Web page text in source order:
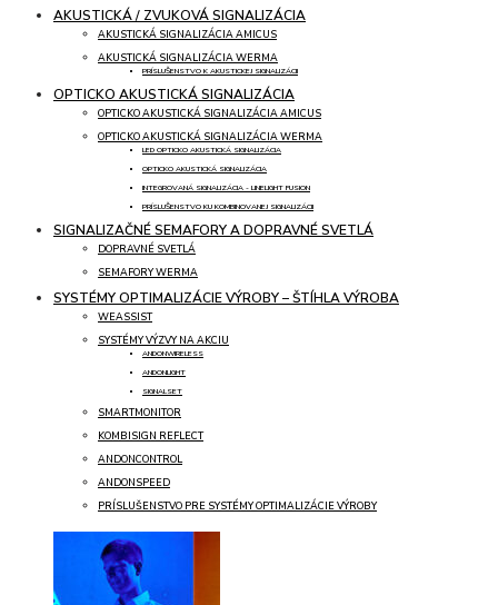
AKUSTICKÁ / ZVUKOVÁ SIGNALIZÁCIA
AKUSTICKÁ SIGNALIZÁCIA AMICUS
AKUSTICKÁ SIGNALIZÁCIA WERMA
PRÍSLUŠENSTVO K AKUSTICKEJ SIGNALIZÁCII
OPTICKO AKUSTICKÁ SIGNALIZÁCIA
OPTICKO AKUSTICKÁ SIGNALIZÁCIA AMICUS
OPTICKO AKUSTICKÁ SIGNALIZÁCIA WERMA
LED OPTICKO AKUSTICKÁ SIGNALIZÁCIA
OPTICKO AKUSTICKÁ SIGNALIZÁCIA
INTEGROVANÁ SIGNALIZÁCIA - LINELIGHT FUSION
PRÍSLUŠENSTVO KU KOMBINOVANEJ SIGNALIZÁCII
SIGNALIZAČNÉ SEMAFORY A DOPRAVNÉ SVETLÁ
DOPRAVNÉ SVETLÁ
SEMAFORY WERMA
SYSTÉMY OPTIMALIZÁCIE VÝROBY – ŠTÍHLA VÝROBA
WEASSIST
SYSTÉMY VÝZVY NA AKCIU
ANDONWIRELESS
ANDONLIGHT
SIGNALSET
SMARTMONITOR
KOMBISIGN REFLECT
ANDONCONTROL
ANDONSPEED
PRÍSLUŠENSTVO PRE SYSTÉMY OPTIMALIZÁCIE VÝROBY